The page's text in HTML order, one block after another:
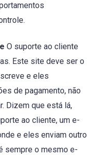
O suporte ao cliente
Este site deve ser o
e eles
de pagamento, não
Dizem que está lá,
ao cliente, um e-
e eles enviam outro
sempre o mesmo e-